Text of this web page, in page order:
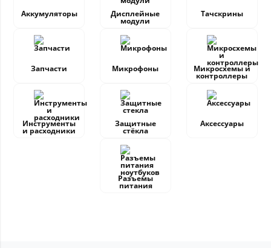
Аккумуляторы Дисплейные
модули
Тачскрины
Запчасти Микрофоны Микросхемы и
контроллеры
Инструменты
и расходники
Защитные
стёкла
Аксессуары
Разъемы
питания